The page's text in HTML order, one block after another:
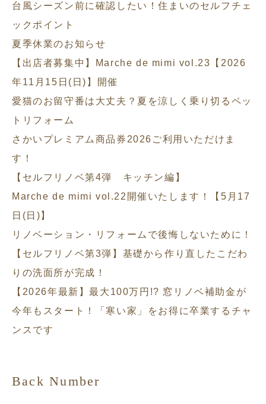
台風シーズン前に確認したい！住まいのセルフチェ
ックポイント
夏季休業のお知らせ
【出店者募集中】Marche de mimi vol.23【2026
年11月15日(日)】開催
愛猫のお留守番は大丈夫？夏を涼しく乗り切るペッ
トリフォーム
さかいプレミアム商品券2026ご利用いただけま
す！
【セルフリノベ第4弾 キッチン編】
Marche de mimi vol.22開催いたします！【5月17
日(日)】
リノベーション・リフォームで後悔しないために！
【セルフリノベ第3弾】基礎から作り直したこだわ
りの洗面所が完成！
【2026年最新】最大100万円!? 窓リノベ補助金が
今年もスタート！「寒い家」をお得に卒業するチャ
ンスです
Back Number